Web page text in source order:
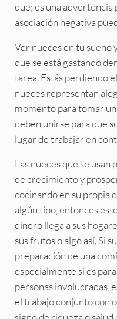
que; es una advertencia
asociación negativa
Ver nueces en tu sueño
que se está gastando
tarea. Estás perdiendo
nueces representan
momento para tomar
deben unirse para que
lugar de trabajar en
Las nueces que se usan
de crecimiento y
cocinando en su propia
algún tipo, entonces
dinero llega a sus
sus frutos o algo así. Si
preparación de una
especialmente si es
personas involucradas,
el trabajo conjunto con